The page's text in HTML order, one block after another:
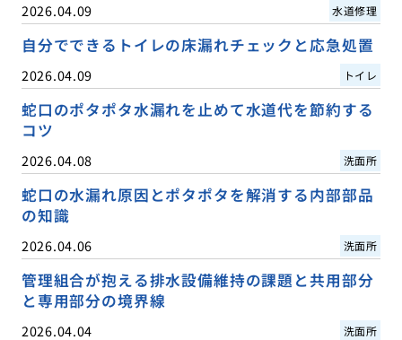
2026.04.09 水道修理
自分でできるトイレの床漏れチェックと応急処置
2026.04.09 トイレ
蛇口のポタポタ水漏れを止めて水道代を節約する
コツ
2026.04.08 洗面所
蛇口の水漏れ原因とポタポタを解消する内部部品
の知識
2026.04.06 洗面所
管理組合が抱える排水設備維持の課題と共用部分
と専用部分の境界線
2026.04.04 洗面所